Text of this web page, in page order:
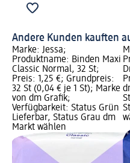
Andere Kunden kauften
Marke: Jessa;
Produktname: Binden Maxi
Classic Normal, 32 St;
Preis: 1,25 €; Grundpreis:
32 St (0,04 € je 1 St); Marke
von dm Grafik;
Verfügbarkeit: Status Grün
Lieferbar, Status Grau dm
Markt wählen